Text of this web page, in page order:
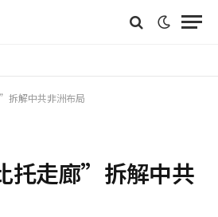
拆解中共非洲布局
托走廊”拆解中共